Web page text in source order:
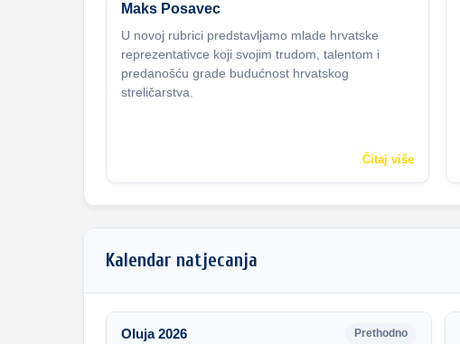
Maks Posavec
U novoj rubrici predstavljamo mlade hrvatske
reprezentativce koji svojim trudom, talentom i
predanošću grade budućnost hrvatskog
streličarstva.
Čitaj više
Kalendar natjecanja
Oluja 2026 Prethodno